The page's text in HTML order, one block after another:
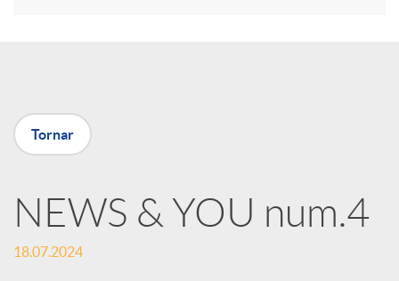
a
X
a
Tornar
NEWS & YOU num.4
18.07.2024